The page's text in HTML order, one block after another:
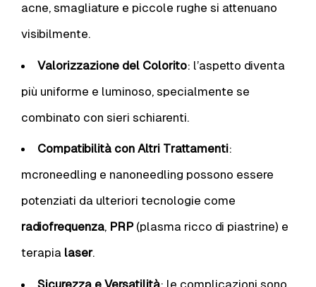
acne, smagliature e piccole rughe si attenuano
visibilmente.
Valorizzazione del Colorito: l’aspetto diventa
più uniforme e luminoso, specialmente se
combinato con sieri schiarenti.
Compatibilità con Altri Trattamenti:
mcroneedling e nanoneedling possono essere
potenziati da ulteriori tecnologie come
radiofrequenza, PRP(plasma ricco di piastrine) e
terapia laser.
Sicurezza e Versatilità: le complicazioni sono